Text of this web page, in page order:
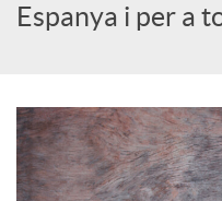
d
e
c
Espanya i per a